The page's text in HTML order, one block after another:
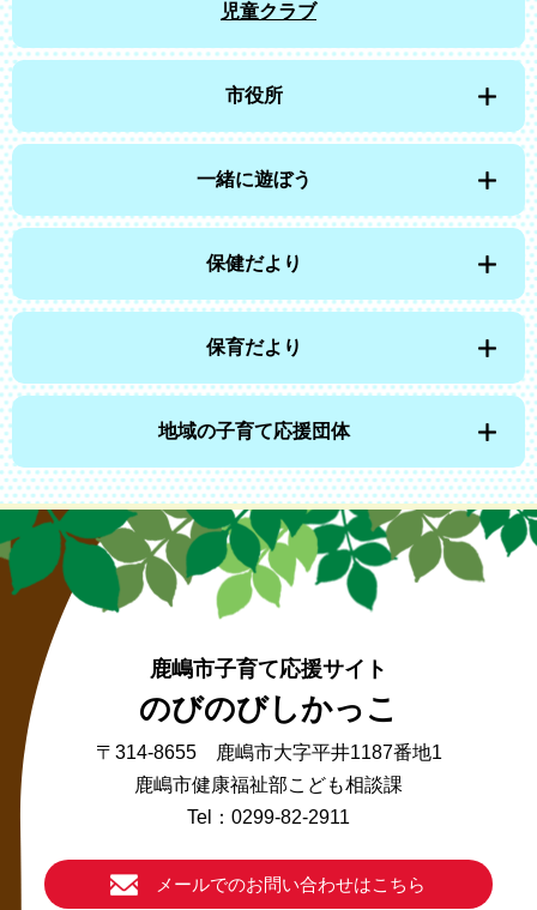
児童クラブ
市役所
一緒に遊ぼう
保健だより
保育だより
地域の子育て応援団体
鹿嶋市子育て応援サイト
のびのびしかっこ
〒314-8655 鹿嶋市大字平井1187番地1
鹿嶋市健康福祉部こども相談課
Tel：0299-82-2911
メールでのお問い合わせはこちら